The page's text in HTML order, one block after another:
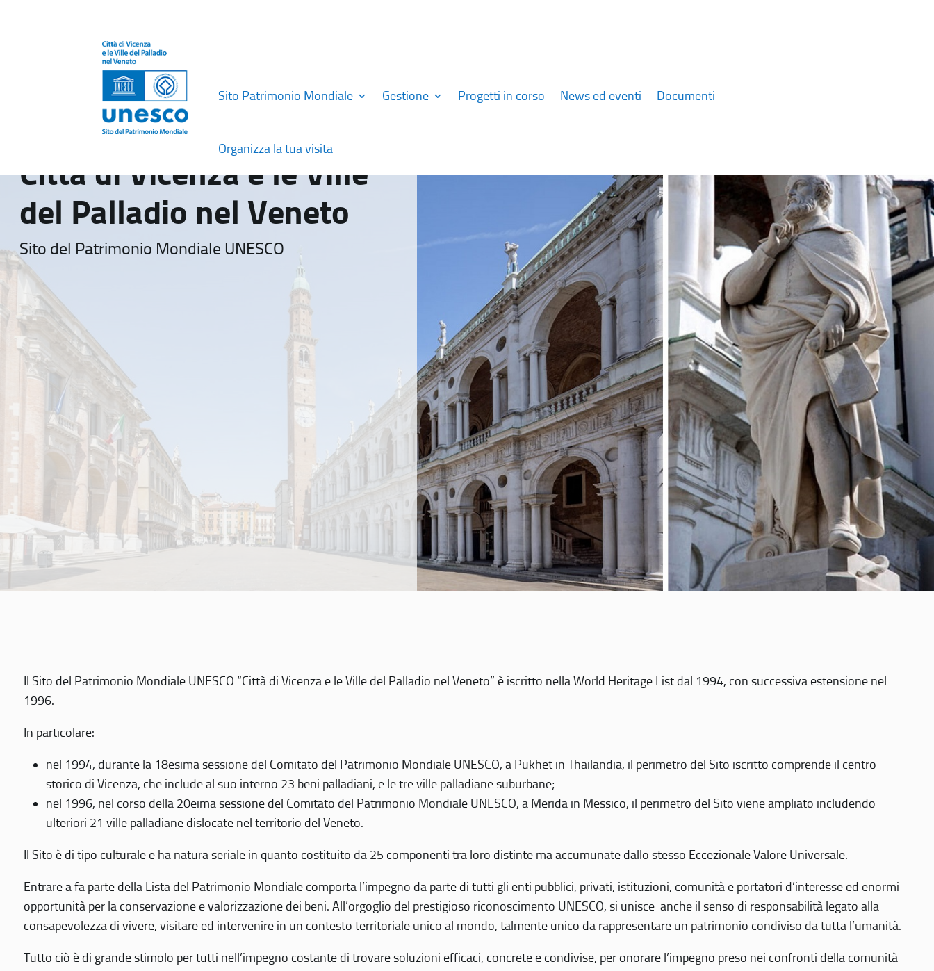
Sito Patrimonio Mondiale Gestione Progetti in corso News ed eventi Documenti
Organizza la tua visita
Città di Vicenza e le Ville
del Palladio nel Veneto
Sito del Patrimonio Mondiale UNESCO
Il Sito del Patrimonio Mondiale UNESCO “Città di Vicenza e le Ville del Palladio nel Veneto” è iscritto nella World Heritage List dal 1994, con successiva estensione nel
1996.
In particolare:
nel 1994, durante la 18esima sessione del Comitato del Patrimonio Mondiale UNESCO, a Pukhet in Thailandia, il perimetro del Sito iscritto comprende il centro
storico di Vicenza, che include al suo interno 23 beni palladiani, e le tre ville palladiane suburbane;
nel 1996, nel corso della 20eima sessione del Comitato del Patrimonio Mondiale UNESCO, a Merida in Messico, il perimetro del Sito viene ampliato includendo
ulteriori 21 ville palladiane dislocate nel territorio del Veneto.
Il Sito è di tipo culturale e ha natura seriale in quanto costituito da 25 componenti tra loro distinte ma accumunate dallo stesso Eccezionale Valore Universale.
Entrare a fa parte della Lista del Patrimonio Mondiale comporta l’impegno da parte di tutti gli enti pubblici, privati, istituzioni, comunità e portatori d’interesse ed enormi
opportunità per la conservazione e valorizzazione dei beni. All’orgoglio del prestigioso riconoscimento UNESCO, si unisce anche il senso di responsabilità legato alla
consapevolezza di vivere, visitare ed intervenire in un contesto territoriale unico al mondo, talmente unico da rappresentare un patrimonio condiviso da tutta l’umanità.
Tutto ciò è di grande stimolo per tutti nell’impegno costante di trovare soluzioni efficaci, concrete e condivise, per onorare l’impegno preso nei confronti della comunità